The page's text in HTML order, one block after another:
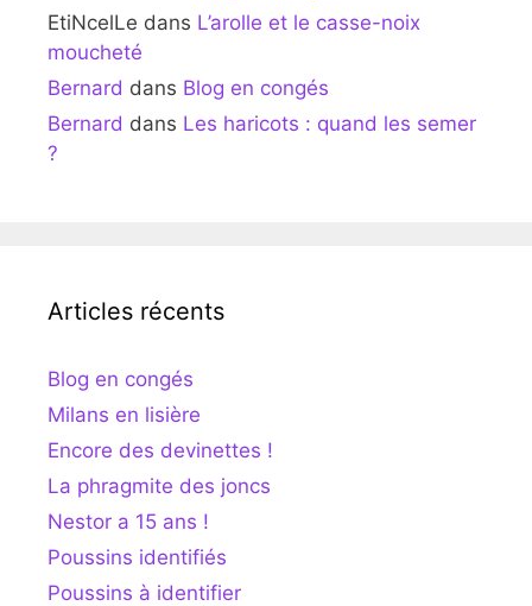
EtiNcelLe dans L’arolle et le casse-noix
moucheté
Bernard dans Blog en congés
Bernard dans Les haricots : quand les semer
?
Articles récents
Blog en congés
Milans en lisière
Encore des devinettes !
La phragmite des joncs
Nestor a 15 ans !
Poussins identifiés
Poussins à identifier